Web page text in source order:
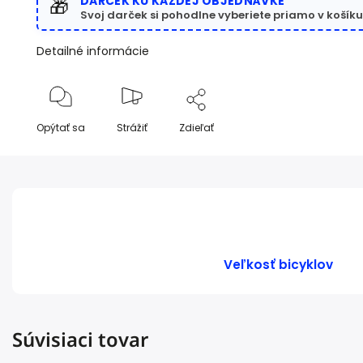
🎁 Svoj darček si pohodlne vyberiete priamo v
Detailné informácie
Opýtať sa Strážiť Zdieľať
Veľkosť bicyklov
Súvisiaci tovar